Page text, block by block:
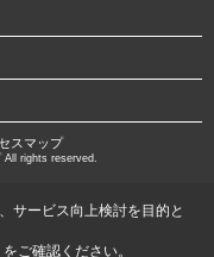
スマップ
rights reserved.
サービス向上検討を目的と
をご確認ください。